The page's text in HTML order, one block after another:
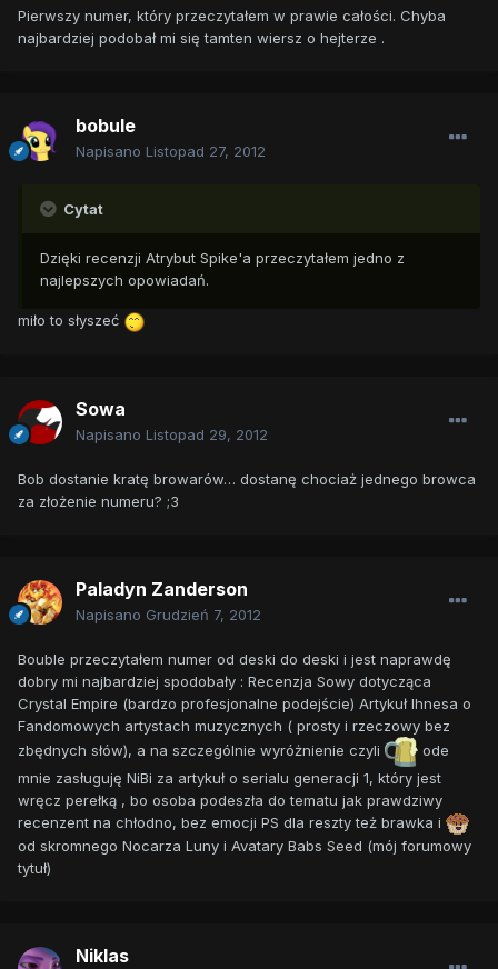
Pierwszy numer, który przeczytałem w prawie całości. Chyba
najbardziej podobał mi się tamten wiersz o hejterze .
bobule
Napisano Listopad 27, 2012
Cytat
Dzięki recenzji Atrybut Spike'a przeczytałem jedno z
najlepszych opowiadań.
miło to słyszeć
Sowa
Napisano Listopad 29, 2012
Bob dostanie kratę browarów… dostanę chociaż jednego browca
za złożenie numeru? ;3
Paladyn Zanderson
Napisano Grudzień 7, 2012
Bouble przeczytałem numer od deski do deski i jest naprawdę
dobry mi najbardziej spodobały : Recenzja Sowy dotycząca
Crystal Empire (bardzo profesjonalne podejście) Artykuł Ihnesa o
Fandomowych artystach muzycznych ( prosty i rzeczowy bez
zbędnych słów), a na szczególnie wyróżnienie czyli
ode
mnie zasługuję NiBi za artykuł o serialu generacji 1, który jest
wręcz perełką , bo osoba podeszła do tematu jak prawdziwy
recenzent na chłodno, bez emocji PS dla reszty też brawka i
od skromnego Nocarza Luny i Avatary Babs Seed (mój forumowy
tytuł)
Niklas